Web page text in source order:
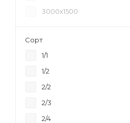
3000х1500
Сорт
1/1
1/2
2/2
2/3
2/4